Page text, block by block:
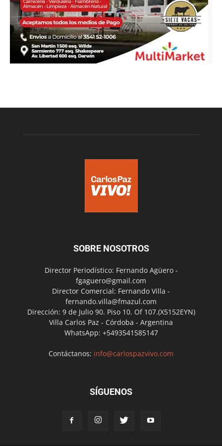
SOBRE NOSOTROS
Director Periodístico: Fernando Agüero -
fgaguero@gmail.com
Director Comercial: Fernando Villa -
fernando.villa@fmazul.com
Dirección: 9 de Julio 90. Piso 10. Of 107.(X5152EYN)
Villa Carlos Paz - Córdoba - Argentina
WhatsApp: +5493541585147
Contáctanos: info@carlospazvivo.com
SÍGUENOS